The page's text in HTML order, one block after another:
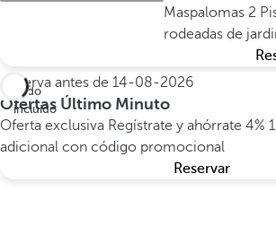
Maspalomas 2
rodeadas de
Todo
incluido
Reserva antes de 14-08-2026
Ofertas Último Minuto
Oferta exclusiva Regístrate y ahórrate 4%
adicional con código promocional
Reservar